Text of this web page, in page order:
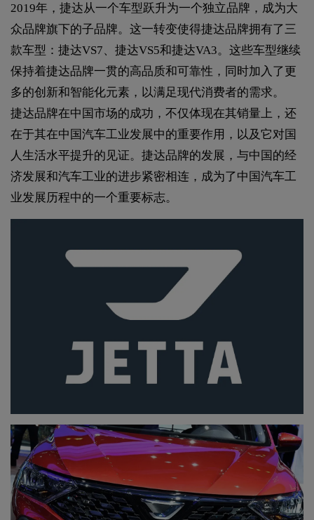
2019年，捷达从一个车型跃升为一个独立品牌，成为大
众品牌旗下的子品牌。这一转变使得捷达品牌拥有了三
款车型：捷达VS7、捷达VS5和捷达VA3。这些车型继续
保持着捷达品牌一贯的高品质和可靠性，同时加入了更
多的创新和智能化元素，以满足现代消费者的需求。
捷达品牌在中国市场的成功，不仅体现在其销量上，还
在于其在中国汽车工业发展中的重要作用，以及它对国
人生活水平提升的见证。捷达品牌的发展，与中国的经
济发展和汽车工业的进步紧密相连，成为了中国汽车工
业发展历程中的一个重要标志。